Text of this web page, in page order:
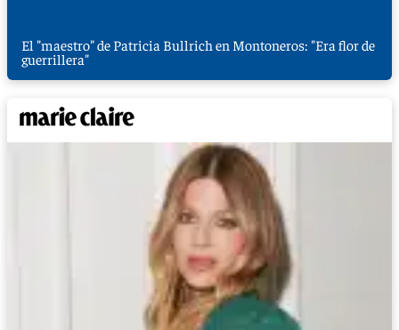
El "maestro" de Patricia Bullrich en Montoneros: "Era flor de
guerrillera"